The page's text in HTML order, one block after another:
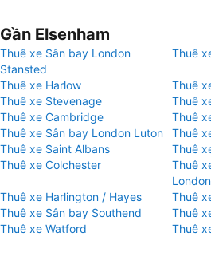
Gần Elsenham
Thuê xe Sân bay London
Stansted
Thuê
Thuê xe Harlow
Thuê
Thuê xe Stevenage
Thuê
Thuê xe Cambridge
Thuê
Thuê xe Sân bay London Luton
Thuê
Thuê xe Saint Albans
Thuê
Thuê xe Colchester
Thuê
London
Thuê xe Harlington / Hayes
Thuê
Thuê xe Sân bay Southend
Thuê
Thuê xe Watford
Thuê